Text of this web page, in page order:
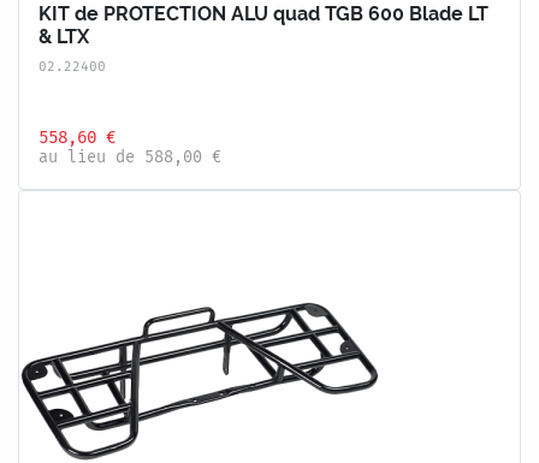
KIT de PROTECTION ALU quad TGB 600 Blade LT
& LTX
02.22400
558,60 €
au lieu de 588,00 €